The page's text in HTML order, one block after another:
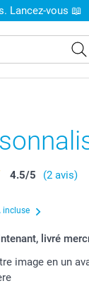
Lancez-vous 📖
4.5/5 (2 avis)
incluse
livré
image en un